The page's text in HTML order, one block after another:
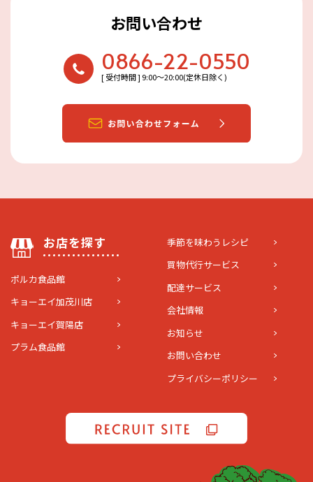
お問い合わせ
0866-22-0550
[ 受付時間 ] 9:00〜20:00(定休日除く)
お店を探す
ポルカ食品館
キョーエイ加茂川店
キョーエイ賀陽店
プラム食品館
季節を味わうレシピ
買物代行サービス
配達サービス
会社情報
お知らせ
お問い合わせ
プライバシーポリシー